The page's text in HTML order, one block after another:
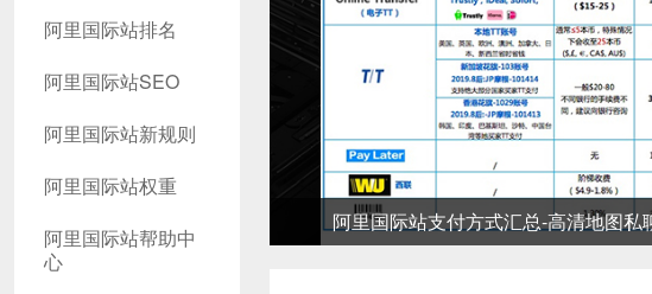
阿里国际站排名
阿里国际站SEO
阿里国际站新规则
阿里国际站权重
阿里国际站帮助中
心
阿里国际站支付方式汇总-高清地图私聊我